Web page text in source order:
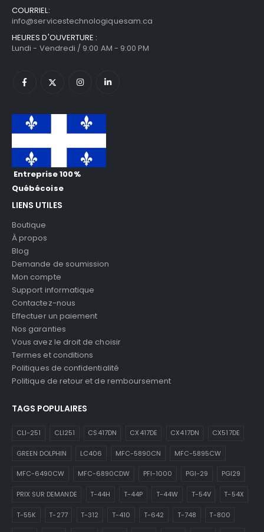
COURRIEL:
info@servicestechnologiquesam.ca
HEURES D'OUVERTURE :
Lundi - Vendredi / 9:00 AM - 9:00 PM
Entreprise 100%
Québécoise
LIENS UTILES
Boutique
À propos
Blog
Demande de soumission
Mon compte
Support informatique
Contactez-nous
Effectuer un paiement
Nos garanties
Vous avez le droit de choisir
Termes et conditions
Politiques de confidentialité
Politique de retour et de remboursement
TAGS POPULAIRES
CLI-251 CLI251 CS417DN CX417DE CX417DN CX517DE
GREEN DOLPHIN LC406 MFC-5890CN MFC-5895CW
MFC-6490CW MFC-6890CDW PFI-1000 PGI-29 PGI29
PRIX SUR DEMANDE T-44H T-44P T-44W T-54V T-54X
T-55K T-277 T-312 T-410 T-642 T-748 T-800